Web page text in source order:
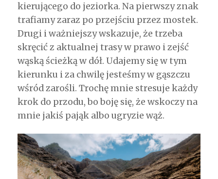
kierującego do jeziorka. Na pierwszy znak
trafiamy zaraz po przejściu przez mostek.
Drugi i ważniejszy wskazuje, że trzeba
skręcić z aktualnej trasy w prawo i zejść
wąską ścieżką w dół. Udajemy się w tym
kierunku i za chwilę jesteśmy w gąszczu
wśród zarośli. Trochę mnie stresuje każdy
krok do przodu, bo boję się, że wskoczy na
mnie jakiś pająk albo ugryzie wąż.